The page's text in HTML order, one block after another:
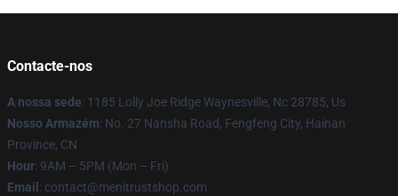
Contacte-nos
A nossa sede: 1185 Lolly Joe Ridge Waynesville, Nc 28785, Us
Nosso Armazém: No. 27 Nansha Road, Fengfeng City, Hainan
Province, CN
Hour: 9AM – 5PM (Mon – Fri)
Email : contact@menitrustshop.com